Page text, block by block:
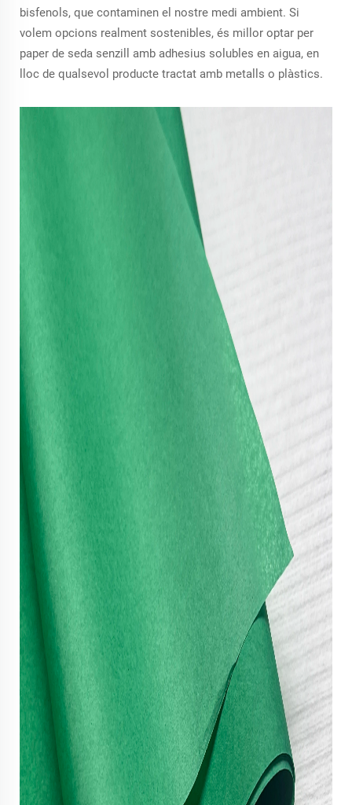
bisfenols, que contaminen el nostre medi ambient. Si
volem opcions realment sostenibles, és millor optar per
paper de seda senzill amb adhesius solubles en aigua, en
lloc de qualsevol producte tractat amb metalls o plàstics.